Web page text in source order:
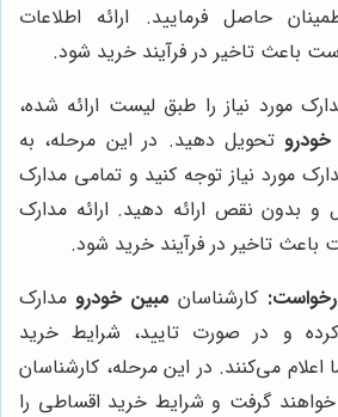
حاصل فرمایید. ارائه اطلاعات
باعث تاخیر در فرآیند خرید شود.
مورد نیاز را طبق لیست ارائه شده،
تحویل دهید. در این مرحله، به
مورد نیاز توجه کنید و تمامی مدارک
و بدون نقص ارائه دهید. ارائه مدارک
تاخیر در فرآیند خرید شود.
کارشناسان مبین خودرومدارک
و در صورت تایید، شرایط خرید
می‌کنند. در این مرحله، کارشناسان
گرفت و شرایط خرید اقساطی را